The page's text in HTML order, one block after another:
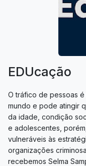
EDUcação
O tráfico de pessoas é
mundo e pode atingir
da idade, condição
e adolescentes,
vulneráveis às
organizações
recebemos Selma